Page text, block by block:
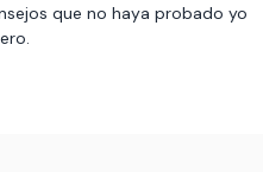
que no haya probado yo